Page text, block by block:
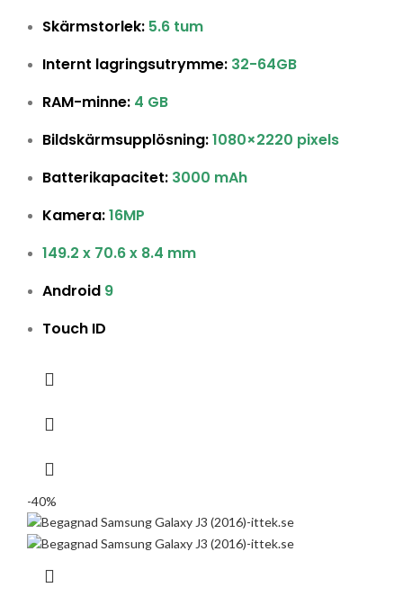
Skärmstorlek: 5.6 tum
Internt lagringsutrymme: 32-64GB
RAM-minne: 4 GB
Bildskärmsupplösning:1080×2220 pixels
Batterikapacitet: 3000 mAh
Kamera:16MP
149.2 x 70.6 x 8.4 mm
Android 9
Touch ID
-40%